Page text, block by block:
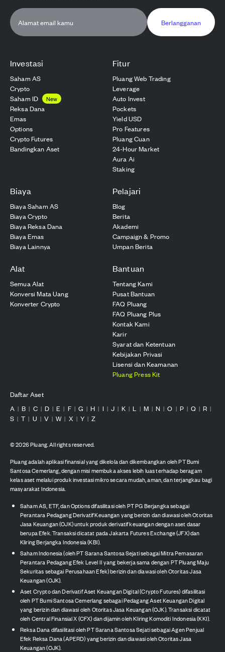
Investasi
Saham AS
Crypto
Saham ID
New
Reksa Dana
Emas
Options
Crypto Futures
Bandingkan Aset
Fitur
Pluang Web Trading
Leverage
Auto Invest
Pockets
Yield USD
Pro Features
Pluang Cuan
24-Hour Market
Aura Ai
Staking
Biaya
Biaya Saham AS
Biaya Crypto
Biaya Reksa Dana
Biaya Emas
Biaya Lainnya
Pelajari
Blog
Berita
Akademi
Campaign & Promo
Umpan Berita
Alat
Semua Alat
Konversi Mata Uang
Konverter Crypto
Bantuan
Tentang Kami
Pusat Bantuan
FAQ Pluang
FAQ Pluang Plus
Kontak Kami
Karir
Syarat dan Ketentuan
Kebijakan Privasi
Lisensi dan Keamanan
Pluang Press Kit
Berlangganan
Daftar Aset
A | B | C | D | E | F | G | H | I | J | K | L | M | N | O | P | Q | R |
S | T | U | V | W | X | Y | Z
©2026Pluang. All rights reserved.
Pluang adalah aplikasi finansial yang dikelola dan dikembangkan oleh PT Bumi
Santosa Cemerlang, dengan misi membuka akses lebih luas terhadap beragam
kelas aset melalui produk investasi mikro secara mudah, aman, dan terjangkau bagi
masyarakat Indonesia.
Saham AS, ETF, dan Options difasilitasi oleh PT PG Berjangka sebagai
Perantara Pedagang Derivatif Keuangan yang berizin dan diawasi oleh Otoritas
Jasa Keuangan (OJK) untuk produk derivatif keuangan dengan aset dasar
berupa Efek. Transaksi dicatat pada Jakarta Futures Exchange (JFX) dan
Kliring Berjangka Indonesia (KBI).
Saham Indonesia (oleh PT Sarana Santosa Sejati sebagai Mitra Pemasaran
Perantara Pedagang Efek Level II yang bekerja sama dengan PT Pluang Maju
Sekuritas sebagai Perusahaan Efek) berizin dan diawasi oleh Otoritas Jasa
Keuangan (OJK).
Aset Crypto dan Derivatif Aset Keuangan Digital (Crypto Futures) difasilitasi
oleh PT Bumi Santosa Cemerlang sebagai Pedagang Aset Keuangan Digital
yang berizin dan diawasi oleh Otoritas Jasa Keuangan (OJK). Transaksi dicatat
oleh Central Finansial X (CFX) dan dijamin oleh Kliring Komoditi Indonesia (KKI).
Reksa Dana difasilitasi oleh PT Sarana Santosa Sejati sebagai Agen Penjual
Efek Reksa Dana (APERD) yang berizin dan diawasi oleh Otoritas Jasa
Keuangan (OJK).